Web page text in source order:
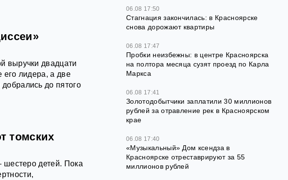
выручки двадцати
его лидера, а две
до пятого
томских
шестеро детей. Пока
06.08 17:50
Стагнация закончилась: в Красноярске
снова дорожают квартиры
06.08 17:47
Пробки неизбежны: в центре Красноярска
на полтора месяца сузят проезд по Карла
Маркса
06.08 17:41
Золотодобытчики заплатили 30 миллионов
рублей за отравление рек в Красноярском
крае
06.08 17:40
«Музыкальный» Дом ксендза в
Красноярске отреставрируют за 55
миллионов рублей